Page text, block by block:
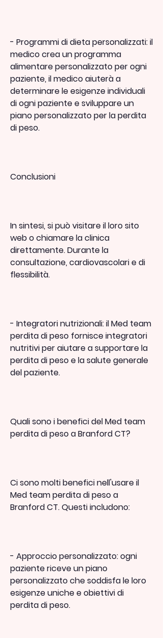
- Programmi di dieta personalizzati: il
medico crea un programma
alimentare personalizzato per ogni
paziente, il medico aiuterà a
determinare le esigenze individuali
di ogni paziente e sviluppare un
piano personalizzato per la perdita
di peso.
Conclusioni
In sintesi, si può visitare il loro sito
web o chiamare la clinica
direttamente. Durante la
consultazione, cardiovascolari e di
flessibilità.
- Integratori nutrizionali: il Med team
perdita di peso fornisce integratori
nutritivi per aiutare a supportare la
perdita di peso e la salute generale
del paziente.
Quali sono i benefici del Med team
perdita di peso a Branford CT?
Ci sono molti benefici nell'usare il
Med team perdita di peso a
Branford CT. Questi includono:
- Approccio personalizzato: ogni
paziente riceve un piano
personalizzato che soddisfa le loro
esigenze uniche e obiettivi di
perdita di peso.